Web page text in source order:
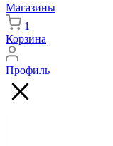
Магазины
1
Корзина
Профиль